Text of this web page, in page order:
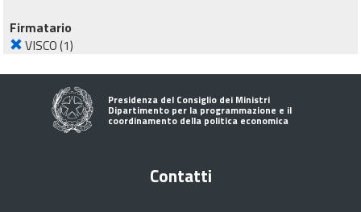
Firmatario
VISCO(1)
Presidenza del Consiglio dei Ministri
Dipartimento per la programmazione e il
coordinamento della politica economica
Contatti